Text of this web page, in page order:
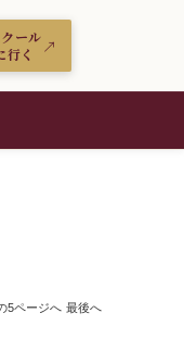
ール
行く
5ページへ 最後へ